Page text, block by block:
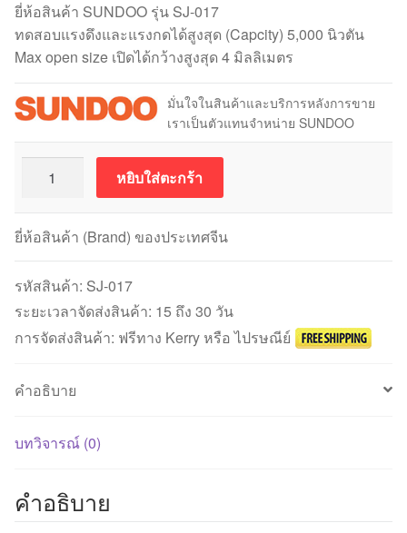
ยี่ห้อสินค้า SUNDOO รุ่น SJ-017
ทดสอบแรงดึงและแรงกดได้สูงสุด (Capcity) 5,000 นิวตัน
Max open size เปิดได้กว้างสูงสุด 4 มิลลิเมตร
มั่นใจในสินค้าและบริการหลังการขาย
เราเป็นตัวแทนจำหน่าย SUNDOO
SUNDOO
SJ-
017
Universal
Clamp
(5000
วตัน)
หยิบใส่ตะกร้า
ยี่ห้อสินค้า (Brand) ของประเทศจีน
รหัสสินค้า: SJ-017
ระยะเวลาจัดส่งสินค้า: 15 ถึง 30 วัน
การจัดส่งสินค้า: ฟรีทาง Kerry หรือ ไปรษณีย์
คำอธิบาย
บทวิจารณ์ (0)
คำอธิบาย